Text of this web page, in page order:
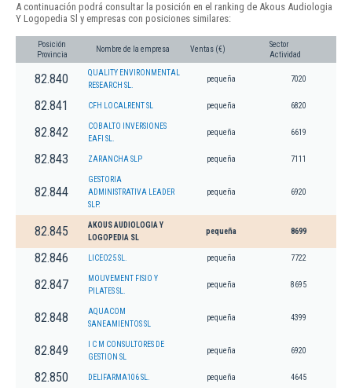
A continuación podrá consultar la posición en el ranking de Akous Audiologia
Y Logopedia Sl y empresas con posiciones similares:
Posición
Provincia
Nombre de la empresa Ventas (€)
Sector
Actividad
82.840
QUALITY ENVIRONMENTAL
RESEARCH SL.
pequeña 7020
82.841 CFH LOCALRENT SL pequeña 6820
82.842
COBALTO INVERSIONES
EAFI SL.
pequeña 6619
82.843 ZARANCHA SLP pequeña 7111
82.844
GESTORIA
ADMINISTRATIVA LEADER
SLP.
pequeña 6920
82.845
AKOUS AUDIOLOGIA Y
LOGOPEDIA SL
pequeña 8699
82.846 LICEO25 SL. pequeña 7722
82.847
MOUVEMENT FISIO Y
PILATES SL.
pequeña 8695
82.848
AQUACOM
SANEAMIENTOS SL
pequeña 4399
82.849
I C M CONSULTORES DE
GESTION SL
pequeña 6920
82.850 DELIFARMA106 SL. pequeña 4645